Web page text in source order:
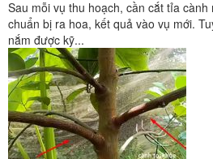
Sau mỗi vụ thu hoạch, cần cắt tỉa
chuẩn bị ra hoa, kết quả vào vụ mới.
nắm được kỹ...